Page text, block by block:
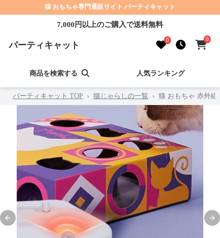
猫 おもちゃ専門通販サイト パーティキャット
7,000円以上のご購入で送料無料
パーティキャット 0 0
商品を検索する 人気ランキング
パーティキャット TOP › 猫じゃらしの一覧 › 猫 おもちゃ 赤外線
Previous slide